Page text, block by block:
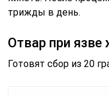
трижды в день.
Отвар при язве
Готовят сбор из 20